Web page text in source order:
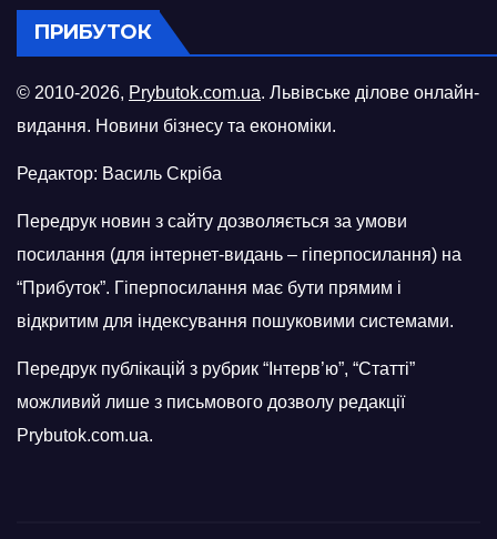
ПРИБУТОК
© 2010-2026, Prybutok.com.ua. Львівське ділове онлайн-
видання. Новини бізнесу та економіки.
Редактор: Василь Скріба
Передрук новин з сайту дозволяється за умови
посилання (для інтернет-видань – гіперпосилання) на
“Прибуток”. Гіперпосилання має бути прямим і
відкритим для індексування пошуковими системами.
Передрук публікацій з рубрик “Інтерв’ю”, “Статті”
можливий лише з письмового дозволу редакції
Prybutok.com.ua.